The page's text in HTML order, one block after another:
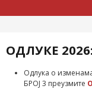
ОДЛУКЕ 2026:
Одлука о
БРОЈ 3 преузмите